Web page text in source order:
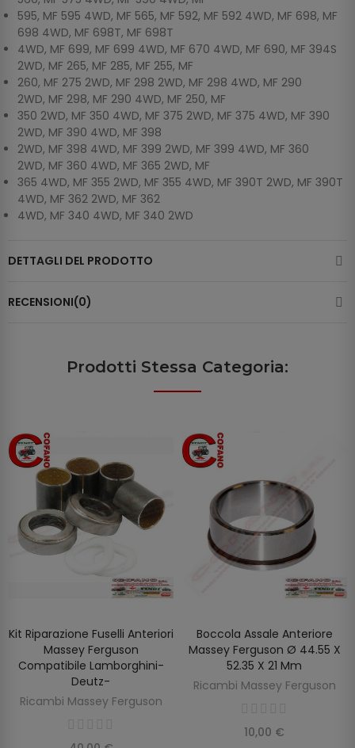
595, MF 595 4WD, MF 565, MF 592, MF 592 4WD, MF 698, MF
698 4WD, MF 698T, MF 698T
4WD, MF 699, MF 699 4WD, MF 670 4WD, MF 690, MF 394S
2WD, MF 265, MF 285, MF 255, MF
260, MF 275 2WD, MF 298 2WD, MF 298 4WD, MF 290
2WD, MF 298, MF 290 4WD, MF 250, MF
350 2WD, MF 350 4WD, MF 375 2WD, MF 375 4WD, MF 390
2WD, MF 390 4WD, MF 398
2WD, MF 398 4WD, MF 399 2WD, MF 399 4WD, MF 360
2WD, MF 360 4WD, MF 365 2WD, MF
365 4WD, MF 355 2WD, MF 355 4WD, MF 390T 2WD, MF 390T
4WD, MF 362 2WD, MF 362
4WD, MF 340 4WD, MF 340 2WD
DETTAGLI DEL PRODOTTO
RECENSIONI(0)
Prodotti Stessa Categoria:
AGGIUNGI AL CARRELLO
Kit Riparazione Fuselli Anteriori
Massey Ferguson
Compatibile Lamborghini-
Deutz-
Ricambi Massey Ferguson
AGGIUNGI AL CARRELLO
Boccola Assale Anteriore
Massey Ferguson Ø 44.55 X
52.35 X 21 Mm
Ricambi Massey Ferguson
10,00 €